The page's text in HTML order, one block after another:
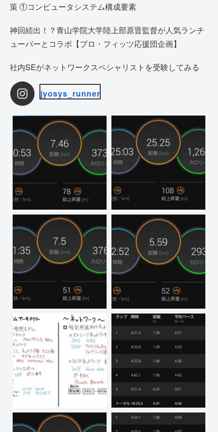
策 ①コンピュータシステム構成要素
神回続出！？青山学院大学陸上部原晋監督が人気ランチ
ューバーとコラボ【プロ・フィッツ応援団企画】
社内SEがネットワークスペシャリストを受験してみる
jyosys_runner